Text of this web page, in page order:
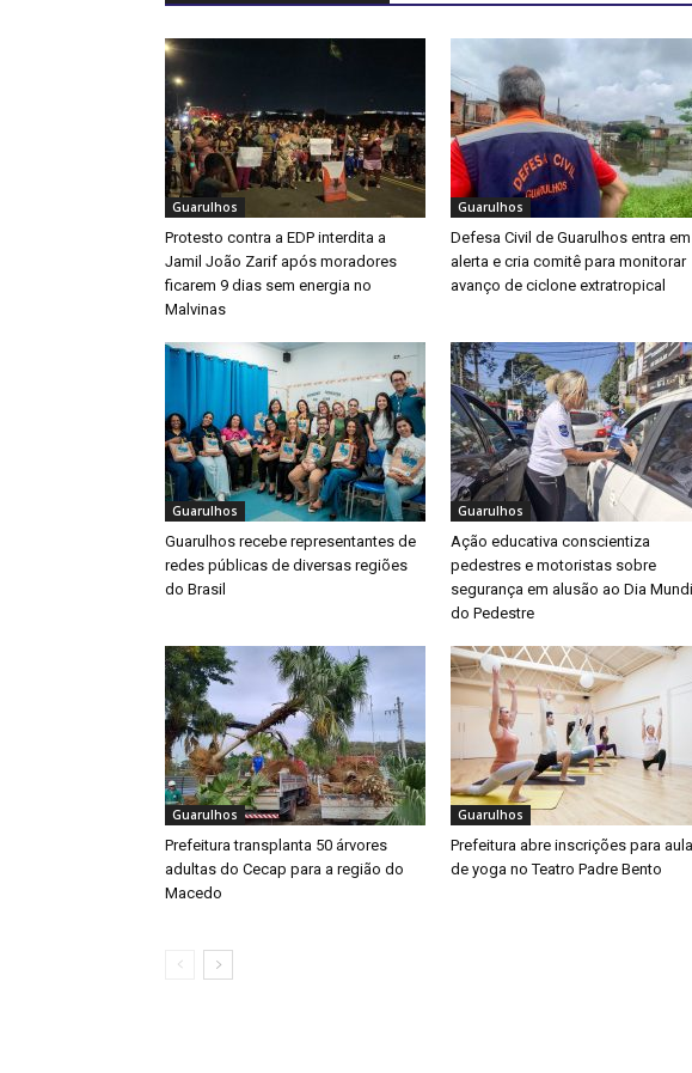
Guarulhos
Protesto contra a EDP interdita a
Jamil João Zarif após moradores
ficarem 9 dias sem energia no
Malvinas
Guarulhos
Defesa Civil de Guarulhos entra em
alerta e cria comitê para monitorar
avanço de ciclone extratropical
Guarulhos
Guarulhos recebe representantes de
redes públicas de diversas regiões
do Brasil
Guarulhos
Ação educativa conscientiza
pedestres e motoristas sobre
segurança em alusão ao Dia
do Pedestre
Guarulhos
Prefeitura transplanta 50 árvores
adultas do Cecap para a região do
Macedo
Guarulhos
Prefeitura abre inscrições para
de yoga no Teatro Padre Bento